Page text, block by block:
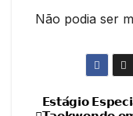
Não podia ser
𝗘𝘀𝘁𝗮́𝗴𝗶𝗼